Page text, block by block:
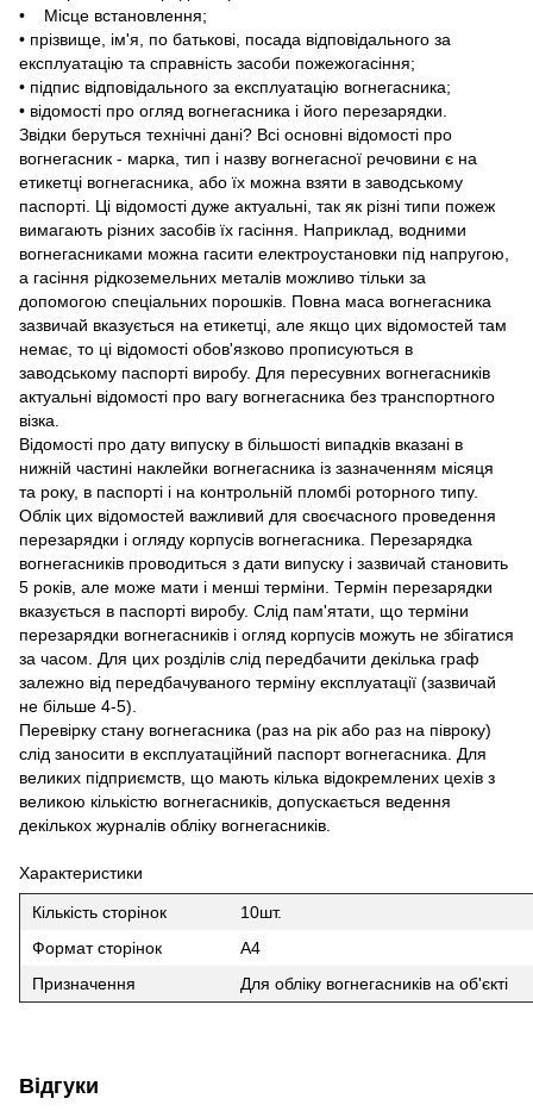
• Місце встановлення;
• прізвище, ім'я, по батькові, посада відповідального за
експлуатацію та справність засоби пожежогасіння;
• підпис відповідального за експлуатацію вогнегасника;
• відомості про огляд вогнегасника і його перезарядки.
Звідки беруться технічні дані? Всі основні відомості про
вогнегасник - марка, тип і назву вогнегасної речовини є на
етикетці вогнегасника, або їх можна взяти в заводському
паспорті. Ці відомості дуже актуальні, так як різні типи пожеж
вимагають різних засобів їх гасіння. Наприклад, водними
вогнегасниками можна гасити електроустановки під напругою,
а гасіння рідкоземельних металів можливо тільки за
допомогою спеціальних порошків. Повна маса вогнегасника
зазвичай вказується на етикетці, але якщо цих відомостей там
немає, то ці відомості обов'язково прописуються в
заводському паспорті виробу. Для пересувних вогнегасників
актуальні відомості про вагу вогнегасника без транспортного
візка.
Відомості про дату випуску в більшості випадків вказані в
нижній частині наклейки вогнегасника із зазначенням місяця
та року, в паспорті і на контрольній пломбі роторного типу.
Облік цих відомостей важливий для своєчасного проведення
перезарядки і огляду корпусів вогнегасника. Перезарядка
вогнегасників проводиться з дати випуску і зазвичай становить
5 років, але може мати і менші терміни. Термін перезарядки
вказується в паспорті виробу. Слід пам'ятати, що терміни
перезарядки вогнегасників і огляд корпусів можуть не збігатися
за часом. Для цих розділів слід передбачити декілька граф
залежно від передбачуваного терміну експлуатації (зазвичай
не більше 4-5).
Перевірку стану вогнегасника (раз на рік або раз на півроку)
слід заносити в експлуатаційний паспорт вогнегасника. Для
великих підприємств, що мають кілька відокремлених цехів з
великою кількістю вогнегасників, допускається ведення
декількох журналів обліку вогнегасників.
Характеристики
Кількість сторінок
10шт.
Формат сторінок
А4
Призначення
Для обліку вогнегасників на об'єкті
Відгуки